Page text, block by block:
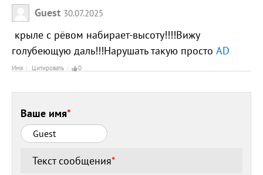
Guest 30.07.2025
крыле с рёвом набирает-высоту!!!!Вижу
голубеющую даль!!!Нарушать такую просто AD
Имя Цитировать 0
Ваше имя*
Текст сообщения*